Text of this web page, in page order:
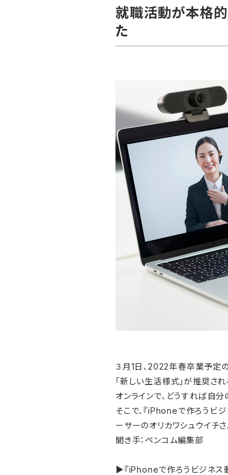
就職活動が本格的
た
３月1日、2022年春卒業予定
「新しい生活様式」が推奨さ
オンラインで、どうすれば自分
そこで、『iPhoneで作ろうビ
ーサーのオリカワシュウイチ
聞き手：ペンコム編集部
▶『iPhoneで作ろうビジネス